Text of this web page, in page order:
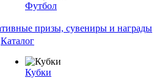
Футбол
Каталог
Кубки